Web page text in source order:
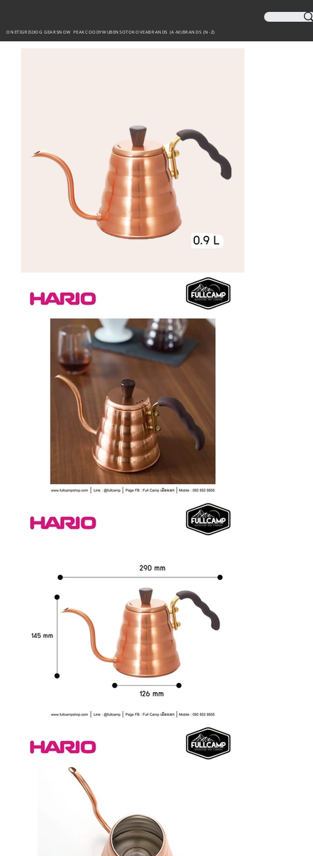
ONETIGRISDOG GEARSNOW PEAKCOODYWUBENSOTOKOVEABRANDS (A-M)BRANDS (N-Z)